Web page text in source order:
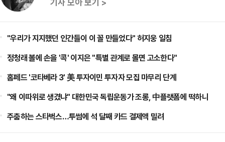
"우리가 지지했던 인간들이 이 꼴 만들었다" 허지웅 일침
정청래 볼에 손을 '콕' 이지은 "특별 관계로 몰면 고소한다"
홈페드 '코타베라 3' 美 투자이민 투자자 모집 마무리 단계
"왜 이따위로 생겼냐" 대한민국 독립운동가 조롱, 中플랫폼에 떡하니
주춤하는 스타벅스…투썸에 석 달째 카드 결제액 밀려